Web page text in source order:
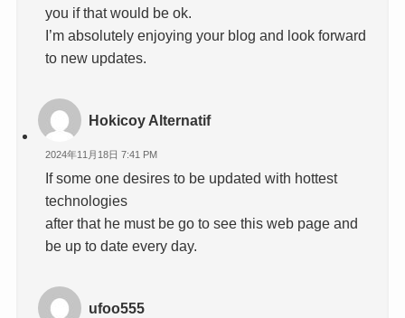
you if that would be ok.
I’m absolutely enjoying your blog and look forward
to new updates.
Hokicoy Alternatif
2024年11月18日 7:41 PM
If some one desires to be updated with hottest
technologies
after that he must be go to see this web page and
be up to date every day.
ufoo555